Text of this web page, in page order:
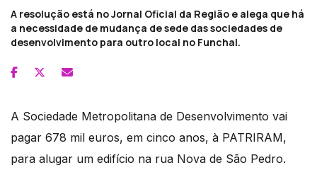
A resolução está no Jornal Oficial da Região e alega que há
a necessidade de mudança de sede das sociedades de
desenvolvimento para outro local no Funchal.
A Sociedade Metropolitana de Desenvolvimento vai
pagar 678 mil euros, em cinco anos, à PATRIRAM,
para alugar um edifício na rua Nova de São Pedro.